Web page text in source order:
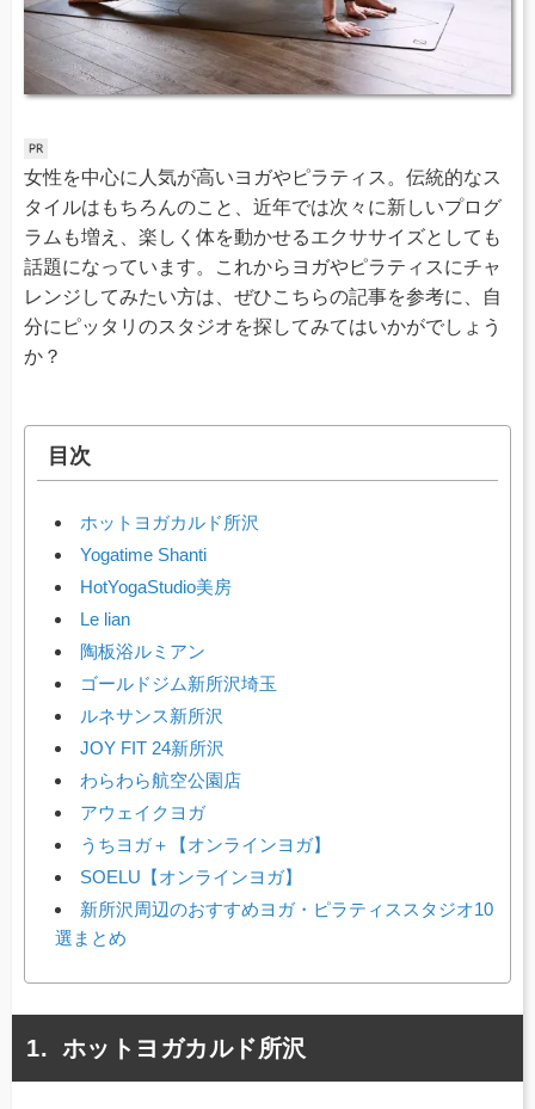
女性を中心に人気が高いヨガやピラティス。伝統的なス
タイルはもちろんのこと、近年では次々に新しいプログ
ラムも増え、楽しく体を動かせるエクササイズとしても
話題になっています。これからヨガやピラティスにチャ
レンジしてみたい方は、ぜひこちらの記事を参考に、自
分にピッタリのスタジオを探してみてはいかがでしょう
か？
目次
ホットヨガカルド所沢
Yogatime Shanti
HotYogaStudio美房
Le lian
陶板浴ルミアン
ゴールドジム新所沢埼玉
ルネサンス新所沢
JOY FIT 24新所沢
わらわら航空公園店
アウェイクヨガ
うちヨガ＋【オンラインヨガ】
SOELU【オンラインヨガ】
新所沢周辺のおすすめヨガ・ピラティススタジオ10
選まとめ
ホットヨガカルド所沢